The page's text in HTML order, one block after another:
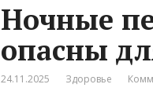
Ночные
опасны
24.11.2025 Здоровье